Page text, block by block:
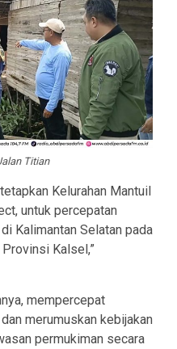
Titian
Kelurahan Mantuil
untuk percepatan
Kalimantan Selatan pada
Kalsel,”
mempercepat
merumuskan kebijakan
permukiman secara